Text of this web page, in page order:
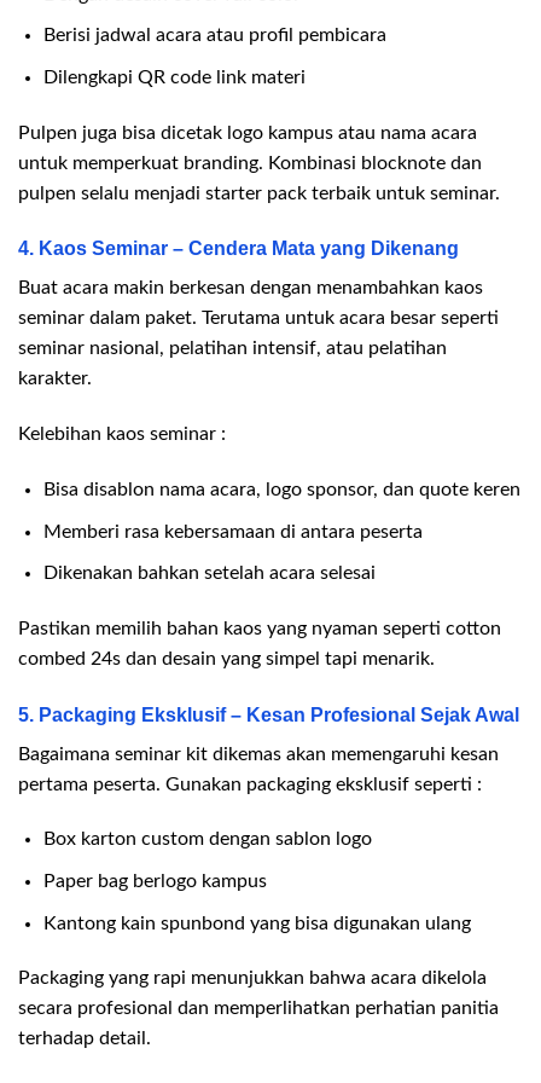
Berisi jadwal acara atau profil pembicara
Dilengkapi QR code link materi
Pulpen juga bisa dicetak logo kampus atau nama acara
untuk memperkuat branding. Kombinasi blocknote dan
pulpen selalu menjadi starter pack terbaik untuk seminar.
4. Kaos Seminar – Cendera Mata yang Dikenang
Buat acara makin berkesan dengan menambahkan kaos
seminar dalam paket. Terutama untuk acara besar seperti
seminar nasional, pelatihan intensif, atau pelatihan
karakter.
Kelebihan kaos seminar :
Bisa disablon nama acara, logo sponsor, dan quote keren
Memberi rasa kebersamaan di antara peserta
Dikenakan bahkan setelah acara selesai
Pastikan memilih bahan kaos yang nyaman seperti cotton
combed 24s dan desain yang simpel tapi menarik.
5. Packaging Eksklusif – Kesan Profesional Sejak Awal
Bagaimana seminar kit dikemas akan memengaruhi kesan
pertama peserta. Gunakan packaging eksklusif seperti :
Box karton custom dengan sablon logo
Paper bag berlogo kampus
Kantong kain spunbond yang bisa digunakan ulang
Packaging yang rapi menunjukkan bahwa acara dikelola
secara profesional dan memperlihatkan perhatian panitia
terhadap detail.